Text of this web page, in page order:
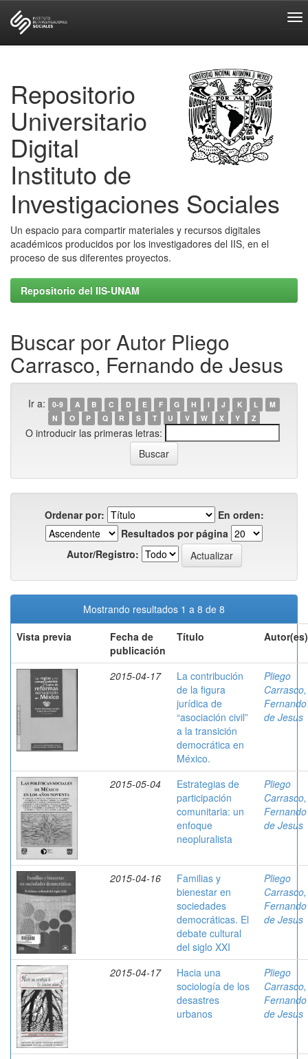
Repositorio
Universitario
Digital
Instituto de
Investigaciones Sociales
Un espacio para compartir materiales y recursos digitales
académicos producidos por los investigadores del IIS, en el
proceso de sus diferentes proyectos.
Repositorio del IIS-UNAM
Buscar por Autor Pliego
Carrasco, Fernando de Jesus
Ir a: 0-9 A B C D E F G H I J K L
M
N
O P Q R S T U V W X Y Z
O introducir las primeras letras:
Ordenar por:
En orden:
Resultados por página
Autor/Registro:
Mostrando resultados 1 a 8 de 8
Vista previa
Fecha de
publicación
Título Autor(es)
2015-04-17
La contribución
de la figura
jurídica de
“asociación civil”
a la transición
democrática en
México.
Pliego
Carrasco,
Fernando
de Jesus
2015-05-04
Estrategias de
participación
comunitaria: un
enfoque
neopluralista
Pliego
Carrasco,
Fernando
de Jesus
2015-04-16
Familias y
bienestar en
sociedades
democráticas. El
debate cultural
del siglo XXI
Pliego
Carrasco,
Fernando
de Jesus
2015-04-17
Hacia una
sociología de los
desastres
urbanos
Pliego
Carrasco,
Fernando
de Jesus